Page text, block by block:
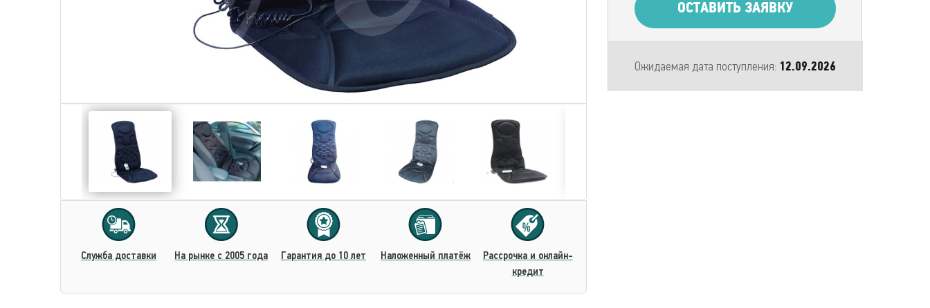
ОСТАВИТЬ ЗАЯВКУ
Ожидаемая дата поступления: 12.09.2026
Cлужба доставки На рынке с 2005 года Гарантия до 10 лет Наложенный платёж
Рассрочка и онлайн-
кредит